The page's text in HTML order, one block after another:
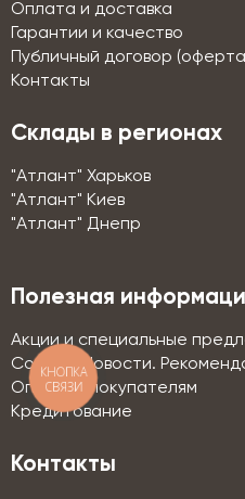
Оплата и доставка
Гарантии и качество
Публичный договор
Контакты
Склады в регионах
"Атлант" Харьков
"Атлант" Киев
"Атлант" Днепр
Полезная
Акции и специальные
Советы. Новости.
Оптовым покупателям
Кредитование
Контакты
КНОПКА
СВЯЗИ